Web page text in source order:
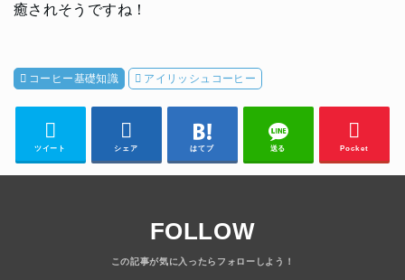
癒されそうですね！
コーヒー基礎知識 アイリッシュコーヒー
ツイート シェア はてブ 送る Pocket
FOLLOW